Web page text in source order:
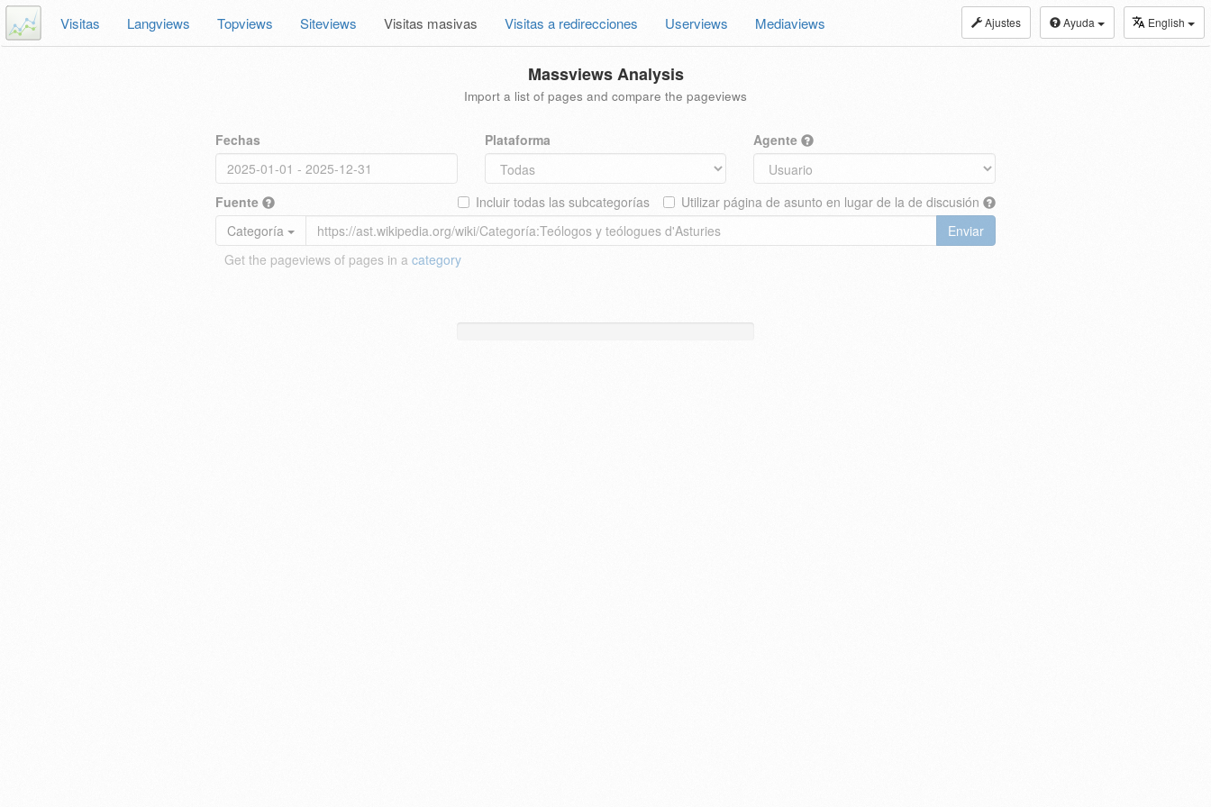
Ajustes Ayuda English
Visitas Langviews Topviews Siteviews Visitas masivas Visitas a redirecciones Userviews Mediaviews
Massviews Analysis
Import a list of pages and compare the pageviews
Fechas Plataforma Agente
Fuente Utilizar página de asunto en lugar de la de discusión
Incluir todas las subcategorías
Categoría
Enviar
Get the pageviews of pages in a category